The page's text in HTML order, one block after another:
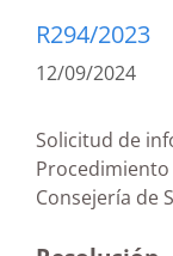
R294/2023
12/09/2024
Solicitud de
Consejería